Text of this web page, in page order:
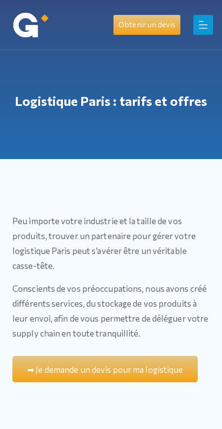
Obtenir un devis
Logistique Paris : tarifs et offres
Peu importe votre industrie et la taille de vos
produits, trouver un partenaire pour gérer votre
logistique Paris peut s’avérer être un véritable
casse-tête.
Conscients de vos préoccupations, nous avons créé
différents services, du stockage de vos produits à
leur envoi, afin de vous permettre de déléguer votre
supply chain en toute tranquillité.
➡Jedemandeundevispourmalogistique